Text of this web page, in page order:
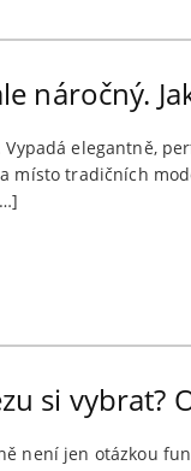
náročný.
elegantně,
místo tradičních
si vybrat?
není jen otázkou